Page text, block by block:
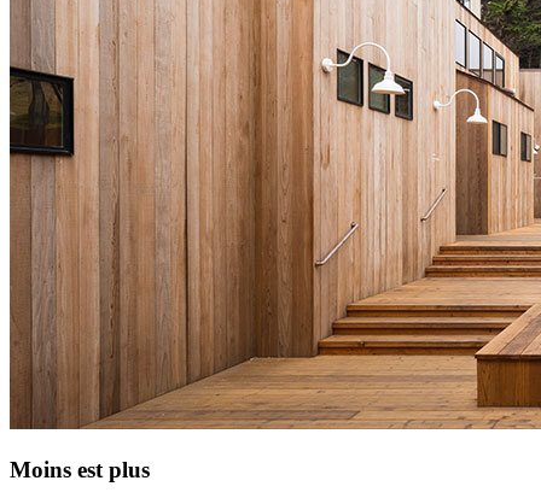
Moins est plus